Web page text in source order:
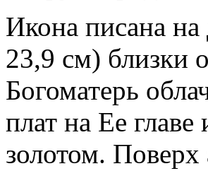
Икона писана на
23,9 см) близки
Богоматерь
плат на Ее
золотом. Поверх